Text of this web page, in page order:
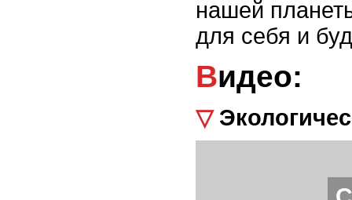
нашей
для себя и
Видео:
▽